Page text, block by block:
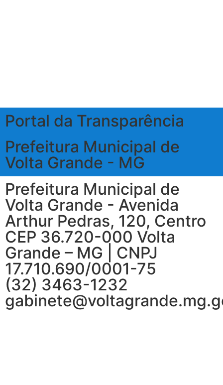
Portal da Transparência
Prefeitura Municipal de
Volta Grande - MG
Prefeitura Municipal de
Volta Grande - Avenida
Arthur Pedras, 120, Centro
CEP 36.720-000 Volta
Grande – MG | CNPJ
17.710.690/0001-75
(32) 3463-1232